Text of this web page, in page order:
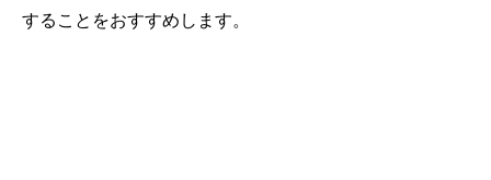
することをおすすめします。